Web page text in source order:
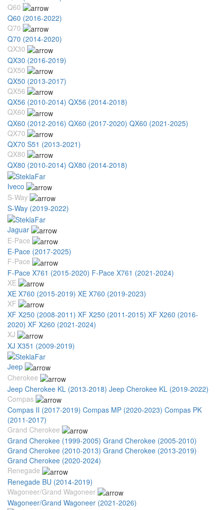
Q60
Q60 (2016-2022)
Q70
Q70 (2014-2020)
QX30
QX30 (2016-2019)
QX50
QX50 (2013-2017)
QX56
QX56 (2010-2014) QX56 (2014-2018)
QX60
QX60 (2012-2016) QX60 (2017-2020) QX60 (2021-2025)
QX70
QX70 S51 (2013-2021)
QX80
QX80 (2010-2014) QX80 (2014-2018)
Iveco
S-Way
S-Way (2019-2022)
Jaguar
E-Pace
E-Pace (2017-2025)
F-Pace
F-Pace X761 (2015-2020) F-Pace X761 (2021-2024)
XE
XE X760 (2015-2019) XE X760 (2019-2023)
XF
XF X250 (2008-2011) XF X250 (2011-2015) XF X260 (2016-
2020) XF X260 (2021-2024)
XJ
XJ X351 (2009-2019)
Jeep
Cherokee
Jeep Cherokee KL (2013-2018) Jeep Cherokee KL (2019-2022)
Compas
Compas II (2017-2019) Compas MP (2020-2023) Compas PK
(2011-2017)
Grand Cherokee
Grand Cherokee (1999-2005) Grand Cherokee (2005-2010)
Grand Cherokee (2010-2013) Grand Cherokee (2013-2019)
Grand Cherokee (2020-2024)
Renegade
Renegade BU (2014-2019)
Wagoneer/Grand Wagoneer
Wagoneer/Grand Wagoneer (2021-2026)